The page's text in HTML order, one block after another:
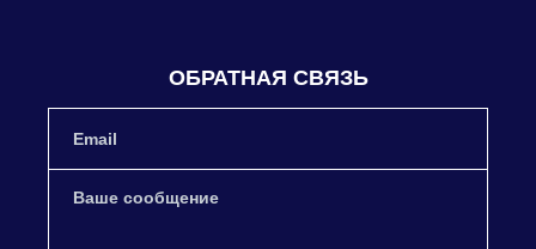
ОБРАТНАЯ СВЯЗЬ